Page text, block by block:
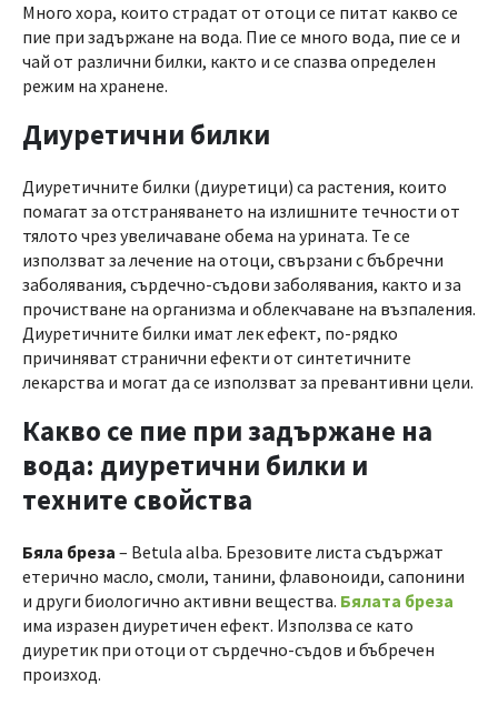
Много хора, които страдат от отоци се питат какво се
пие при задържане на вода. Пие се много вода, пие се и
чай от различни билки, както и се спазва определен
режим на хранене.
Диуретични билки
Диуретичните билки (диуретици) са растения, които
помагат за отстраняването на излишните течности от
тялото чрез увеличаване обема на урината. Те се
използват за лечение на отоци, свързани с бъбречни
заболявания, сърдечно-съдови заболявания, както и за
прочистване на организма и облекчаване на възпаления.
Диуретичните билки имат лек ефект, по-рядко
причиняват странични ефекти от синтетичните
лекарства и могат да се използват за превантивни цели.
Какво се пие при задържане на
вода: диуретични билки и
техните свойства
Бяла бреза – Betula alba. Брезовите листа съдържат
етерично масло, смоли, танини, флавоноиди, сапонини
и други биологично активни вещества. Бялата бреза
има изразен диуретичен ефект. Използва се като
диуретик при отоци от сърдечно-съдов и бъбречен
произход.